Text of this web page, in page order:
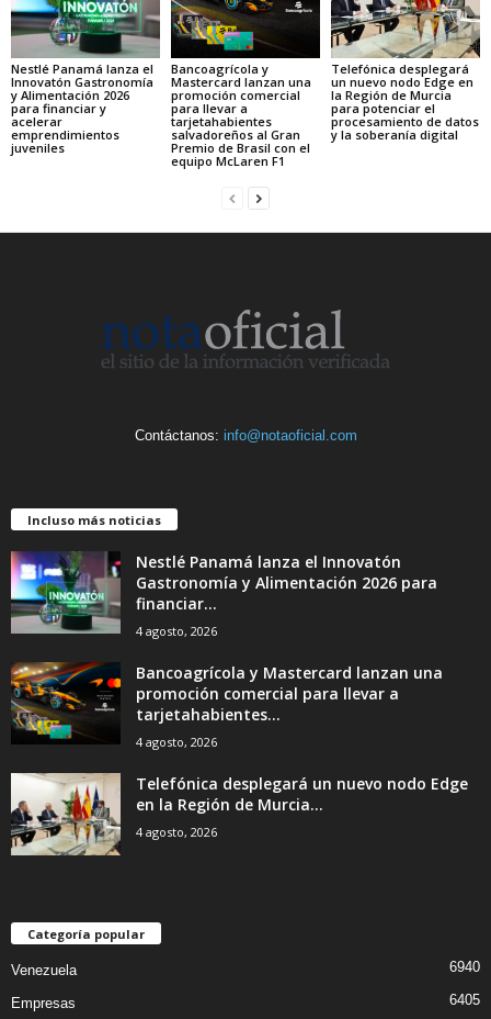
Nestlé Panamá lanza el
Innovatón Gastronomía
y Alimentación 2026
para financiar y
acelerar
emprendimientos
juveniles
Bancoagrícola y
Mastercard lanzan una
promoción comercial
para llevar a
tarjetahabientes
salvadoreños al Gran
Premio de Brasil con el
equipo McLaren F1
Telefónica desplegará
un nuevo nodo Edge en
la Región de Murcia
para potenciar el
procesamiento de datos
y la soberanía digital
Contáctanos: info@notaoficial.com
Incluso más noticias
Nestlé Panamá lanza el Innovatón
Gastronomía y Alimentación 2026 para
financiar...
4 agosto, 2026
Bancoagrícola y Mastercard lanzan una
promoción comercial para llevar a
tarjetahabientes...
4 agosto, 2026
Telefónica desplegará un nuevo nodo Edge
en la Región de Murcia...
4 agosto, 2026
Categoría popular
Venezuela 6940
Empresas 6405